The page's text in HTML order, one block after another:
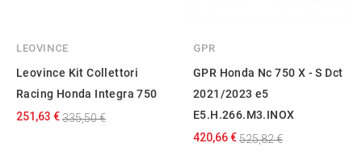
LEOVINCE
Leovince Kit Collettori
Racing Honda Integra 750
251,63 €335,50 €
GPR
GPR Honda Nc 750 X - S Dct
2021/2023 e5
E5.H.266.M3.INOX
420,66 €525,82 €